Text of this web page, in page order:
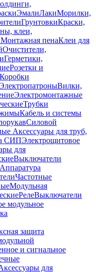
ЭмалиЛакиМорилки,
ГрунтовкиКраски,
клеи,
Монтажная пенаКлеи для
Очистители,
Герметики,
Розетки и
Коробки
Вилки,
Электромонтажные
Трубки
Кабель и системы
Силовой
Аксессуары для труб,
СИПЭлектрощитовое
для
Выключатели
Аппаратура
Частотные
Модульная
РелеВыключатели
модульное
защита
и сигнальное
для